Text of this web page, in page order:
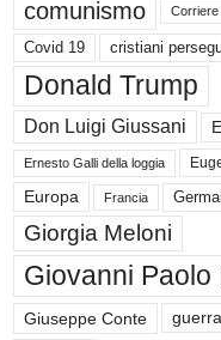
comunismo Corriere
Covid 19 cristiani
Donald Trump
Don Luigi Giussani
Ernesto Galli della loggia
Europa Francia
Giorgia Meloni
Giovanni Paolo
Giuseppe Conte guerra